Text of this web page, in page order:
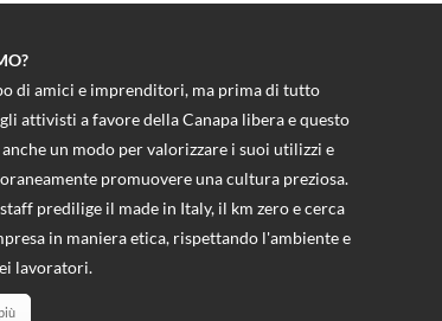
di amici e imprenditori, ma prima di tutto
attivisti a favore della Canapa libera e questo
un modo per valorizzare i suoi utilizzi e
promuovere una cultura preziosa.
predilige il made in Italy, il km zero e cerca
in maniera etica, rispettando l'ambiente e
lavoratori.